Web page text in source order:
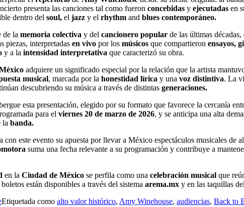
presenta las canciones tal como fueron concebidas y ejecutadas en
dentro del soul, el jazz y el rhythm and blues contemporáneo.
de la memoria colectiva y del cancionero popular de las últimas décadas,
piezas, interpretadas en vivo por los músicos que compartieron ensayos,
y a la intensidad interpretativa que caracterizó su obra.
adquiere un significado especial por la relación que la artista
musical, marcada por la honestidad lírica y una voz distintiva. La
descubriendo su música a través de distintas generaciones.
esta presentación, elegido por su formato que favorece la cercanía
para el viernes 20 de marzo de 2026, y se anticipa una alta
la banda.
con este evento su apuesta por llevar a México espectáculos musicales de
suma una fecha relevante a su programación y contribuye a
en la Ciudad de México se perfila como una celebración musical que
están disponibles a través del sistema arema.mx y en las taquillas
Etiquetada como alto valor histórico, Amy Winehouse, audiencias, Back to